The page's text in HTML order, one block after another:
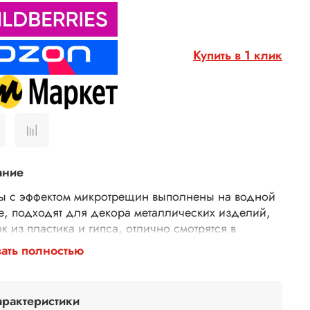
Купить в 1 клик
с эффектом микротрещин выполнены на водной
подходят для декора металлических изделий,
из пластика и гипса, отлично смотрятся в
живописи, используются в перекраске
очистить поверхность от грязи и пыли. Патины
полностью